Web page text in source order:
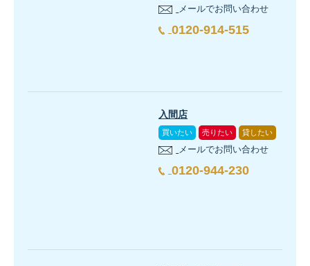
メールでお問い合わせ
0120-914-515
入間店
買いたい 売りたい 貸したい
メールでお問い合わせ
0120-944-230